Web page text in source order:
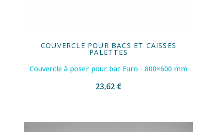
COUVERCLE POUR BACS ET CAISSES
PALETTES
Couvercle à poser pour bac Euro - 800×600 mm
23,62 €